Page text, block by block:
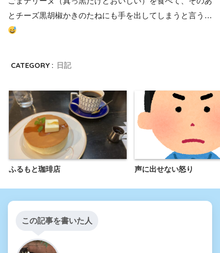
とチーズ黒胡椒かきのたねにも手を出してしまうと言う…
CATEGORY : 日記
ふるもと珈琲店 声に出せない怒り
この記事を書いた人